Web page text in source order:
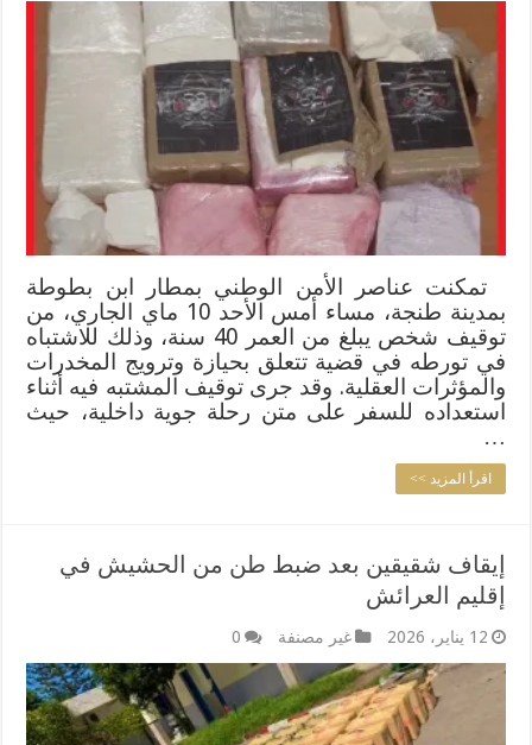
تمكنت عناصر الأمن الوطني بمطار ابن بطوطة
بمدينة طنجة، مساء أمس الأحد 10 ماي الجاري، من
توقيف شخص يبلغ من العمر 40 سنة، وذلك للاشتباه
في تورطه في قضية تتعلق بحيازة وترويج المخدرات
والمؤثرات العقلية. وقد جرى توقيف المشتبه فيه أثناء
استعداده للسفر على متن رحلة جوية داخلية، حيث
…
اقرأ المزيد >>
إيقاف شقيقين بعد ضبط طن من الحشيش في
إقليم العرائش
12 يناير، 2026 غير مصنفة 0